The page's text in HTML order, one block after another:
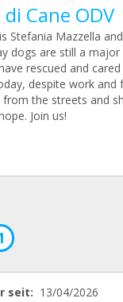
Cane ODV
Stefania Mazzella
dogs are still a
rescued and
despite work
from the streets and
Join us!
seit: 13/04/2026